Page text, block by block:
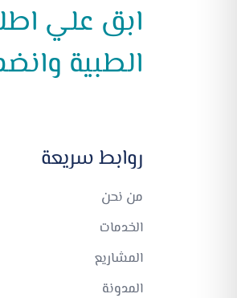
ابق علي
الطبية
روابط سريعة
من نحن
الخدمات
المشاريع
المدونة